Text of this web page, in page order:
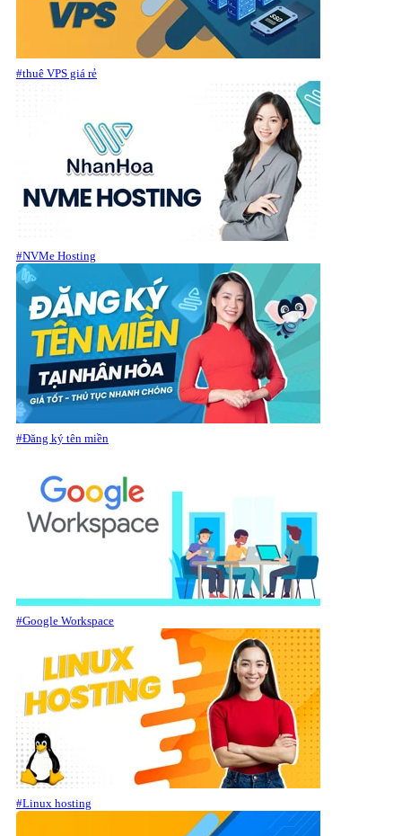
#thuê VPS giá rẻ
#NVMe Hosting
#Đăng ký tên miền
#Google Workspace
#Linux hosting